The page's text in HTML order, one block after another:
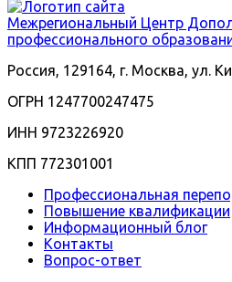
Межрегиональный Центр
профессионального
Россия, 129164, г. Москва, ул.
ОГРН 1247700247475
ИНН 9723226920
КПП 772301001
Профессиональная
Повышение квалификации
Информационный блог
Контакты
Вопрос-ответ